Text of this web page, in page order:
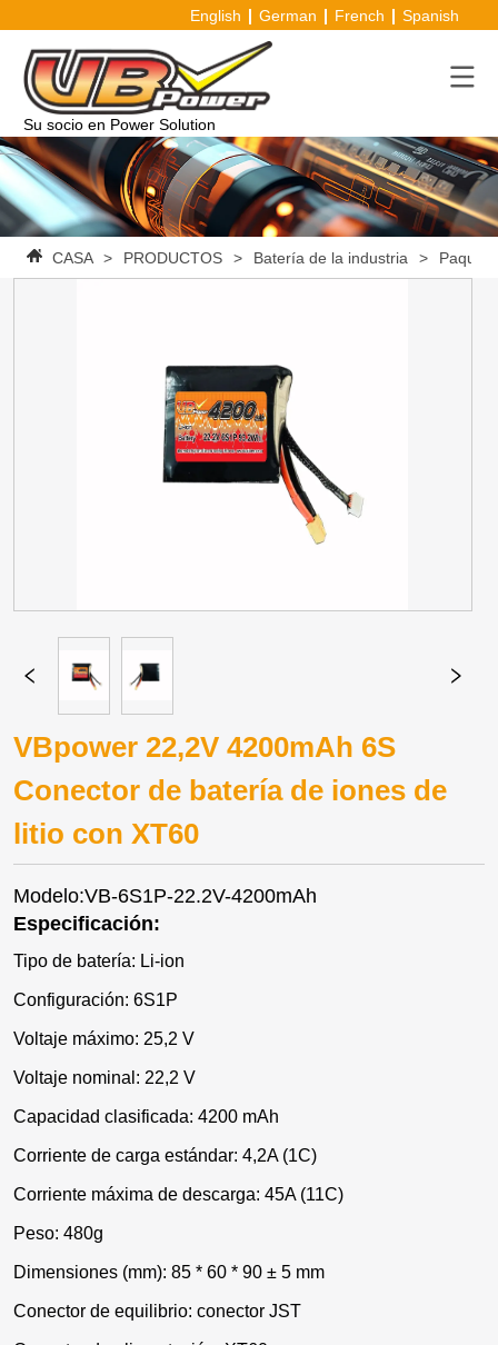
English German French Spanish
Su socio en Power Solution
CASA > PRODUCTOS > Batería de la industria >
VBpower 22,2V 4200mAh 6S
Conector de batería de iones de
litio con XT60
Modelo:VB-6S1P-22.2V-4200mAh
Especificación:
Tipo de batería: Li-ion
Configuración: 6S1P
Voltaje máximo: 25,2 V
Voltaje nominal: 22,2 V
Capacidad clasificada: 4200 mAh
Corriente de carga estándar: 4,2A (1C)
Corriente máxima de descarga: 45A (11C)
Peso: 480g
Dimensiones (mm): 85 * 60 * 90 ± 5 mm
Conector de equilibrio: conector JST